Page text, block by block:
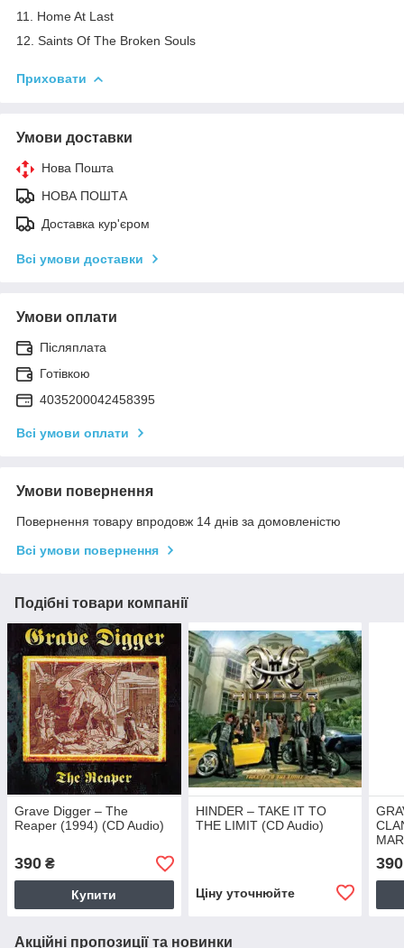
11. Home At Last
12. Saints Of The Broken Souls
Приховати
Умови доставки
Нова Пошта
НОВА ПОШТА
Доставка кур'єром
Всі умови доставки
Умови оплати
Післяплата
Готівкою
4035200042458395
Всі умови оплати
Умови повернення
Повернення товару впродовж 14 днів за домовленістю
Всі умови повернення
Подібні товари компанії
Grave Digger – The
Reaper (1994) (CD Audio)
390 ₴
Купити
HINDER – TAKE IT TO
THE LIMIT (CD Audio)
Ціну уточнюйте
390
Акційні пропозиції та новинки